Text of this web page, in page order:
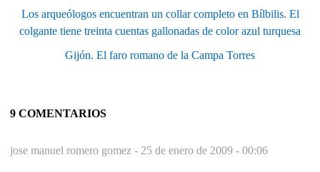
Los arqueólogos encuentran un collar completo en Bílbilis. El
colgante tiene treinta cuentas gallonadas de color azul turquesa
Gijón. El faro romano de la Campa Torres
9 COMENTARIOS
jose manuel romero gomez - 25 de enero de 2009 - 00:06